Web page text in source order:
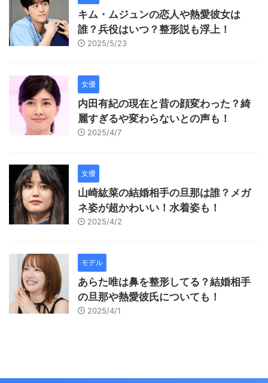
キム・ムジュンの恋人や熱愛彼女は
誰？兵役はいつ？整形説も浮上！
2025/5/23
女優
内田有紀の現在と昔の顔変わった？綺
麗すぎるや変わらないとの声も！
2025/4/7
女優
山崎紘菜の結婚相手の旦那は誰？メガ
ネ姿が超かわいい！水着姿も！
2025/4/2
モデル
あらた唯は鼻を整形してる？結婚相手
の旦那や熱愛彼氏についても！
2025/4/1